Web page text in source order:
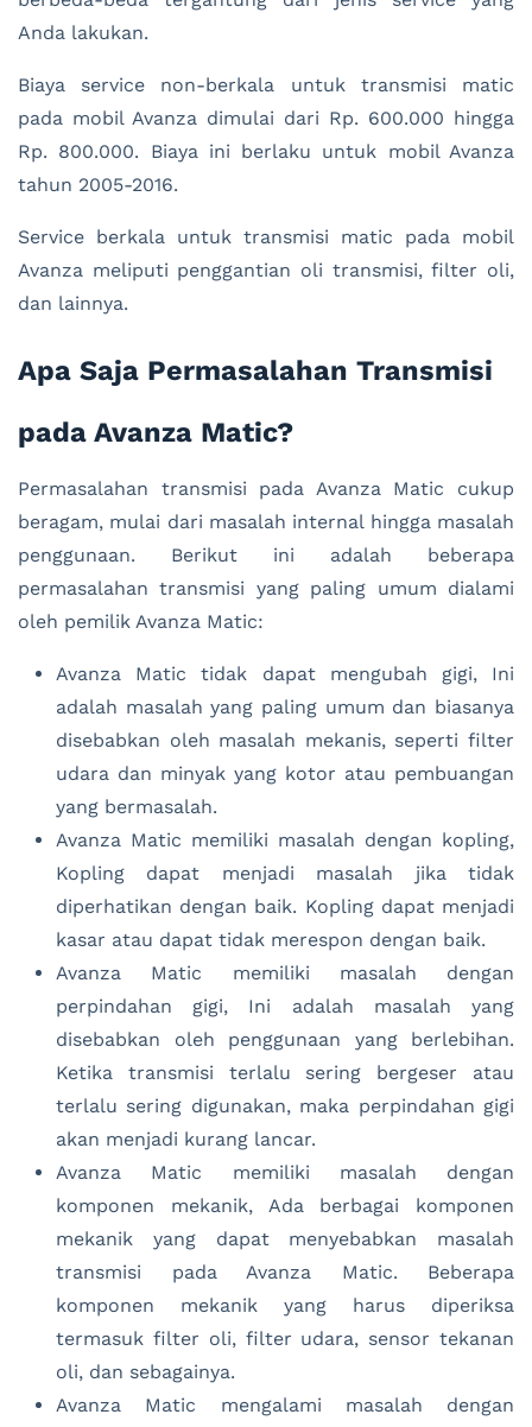
Anda lakukan.
Biaya service non-berkala untuk transmisi matic
pada mobil Avanza dimulai dari Rp. 600.000 hingga
Rp. 800.000. Biaya ini berlaku untuk mobil Avanza
tahun 2005-2016.
Service berkala untuk transmisi matic pada mobil
Avanza meliputi penggantian oli transmisi, filter oli,
dan lainnya.
Apa Saja Permasalahan Transmisi
pada Avanza Matic?
Permasalahan transmisi pada Avanza Matic cukup
beragam, mulai dari masalah internal hingga masalah
penggunaan. Berikut ini adalah beberapa
permasalahan transmisi yang paling umum dialami
oleh pemilik Avanza Matic:
Avanza Matic tidak dapat mengubah gigi, Ini
adalah masalah yang paling umum dan biasanya
disebabkan oleh masalah mekanis, seperti filter
udara dan minyak yang kotor atau pembuangan
yang bermasalah.
Avanza Matic memiliki masalah dengan kopling,
Kopling dapat menjadi masalah jika tidak
diperhatikan dengan baik. Kopling dapat menjadi
kasar atau dapat tidak merespon dengan baik.
Avanza Matic memiliki masalah dengan
perpindahan gigi, Ini adalah masalah yang
disebabkan oleh penggunaan yang berlebihan.
Ketika transmisi terlalu sering bergeser atau
terlalu sering digunakan, maka perpindahan gigi
akan menjadi kurang lancar.
Avanza Matic memiliki masalah dengan
komponen mekanik, Ada berbagai komponen
mekanik yang dapat menyebabkan masalah
transmisi pada Avanza Matic. Beberapa
komponen mekanik yang harus diperiksa
termasuk filter oli, filter udara, sensor tekanan
oli, dan sebagainya.
Avanza Matic mengalami masalah dengan